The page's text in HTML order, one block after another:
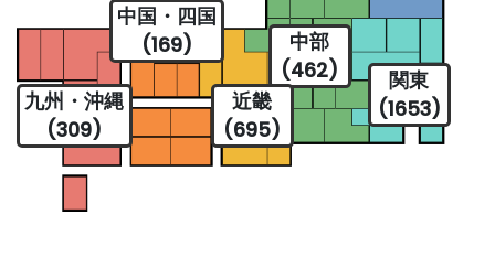
関東
(1653)
中部
(462)
近畿
(695)
中国・四国
(169)
九州・沖縄
(309)